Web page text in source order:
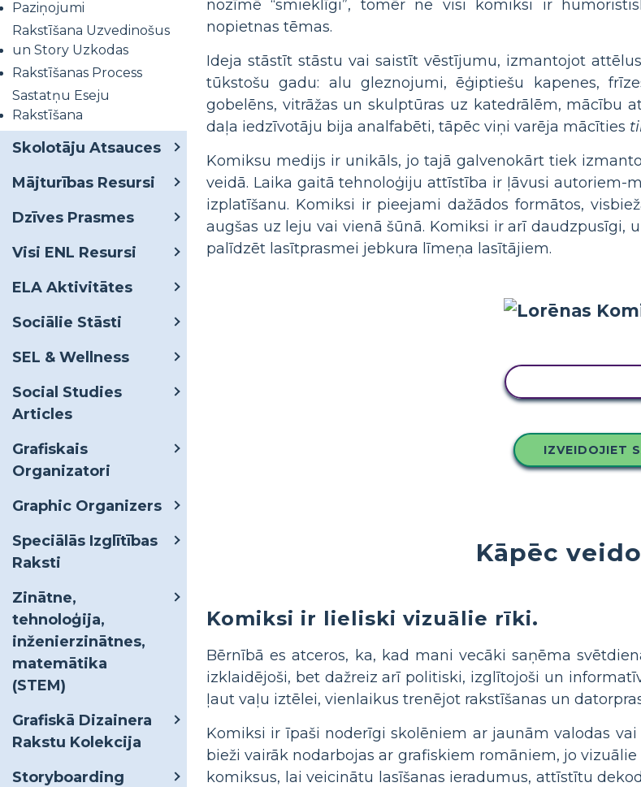
Paziņojumi
Rakstīšana Uzvedinošus
un Story Uzkodas
Rakstīšanas Process
Sastatņu Eseju
Rakstīšana
Skolotāju Atsauces
Mājturības Resursi
Dzīves Prasmes
Visi ENL Resursi
ELA Aktivitātes
Sociālie Stāsti
SEL & Wellness
Social Studies
Articles
Grafiskais
Organizatori
Graphic Organizers
Speciālās Izglītības
Raksti
Zinātne,
tehnoloģija,
inženierzinātnes,
matemātika
(STEM)
Grafiskā Dizainera
Rakstu Kolekcija
Storyboarding
nozīmē “smieklīgi”, tomēr ne visi komiksi ir
nopietnas tēmas.
Ideja stāstīt stāstu vai saistīt vēstījumu, izmantojot
tūkstošu gadu: alu gleznojumi, ēģiptiešu kapenes,
gobelēns, vitrāžas un skulptūras uz katedrālēm, mācību
daļa iedzīvotāju bija analfabēti, tāpēc viņi varēja mācīties
Komiksu medijs ir unikāls, jo tajā galvenokārt tiek
veidā. Laika gaitā tehnoloģiju attīstība ir ļāvusi autoriem-
izplatīšanu. Komiksi ir pieejami dažādos formātos,
augšas uz leju vai vienā šūnā. Komiksi ir arī daudzpusīgi,
palīdzēt lasītprasmei jebkura līmeņa lasītājiem.
IZVEIDOJIET
Kāpēc
Komiksi ir lieliski vizuālie rīki.
Bērnībā es atceros, ka, kad mani vecāki saņēma
izklaidējoši, bet dažreiz arī politiski, izglītojoši un
ļaut vaļu iztēlei, vienlaikus trenējot rakstīšanas un
Komiksi ir īpaši noderīgi skolēniem ar jaunām valodas
bieži vairāk nodarbojas ar grafiskiem romāniem, jo
komiksus, lai veicinātu lasīšanas ieradumus, attīstītu